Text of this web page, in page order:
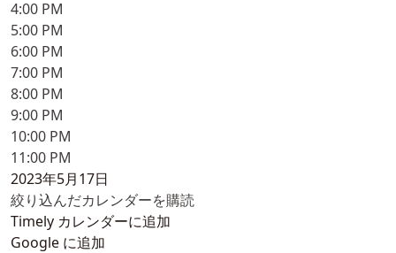
4:00 PM
5:00 PM
6:00 PM
7:00 PM
8:00 PM
9:00 PM
10:00 PM
11:00 PM
2023年5月17日
絞り込んだカレンダーを購読
Timely カレンダーに追加
Google に追加